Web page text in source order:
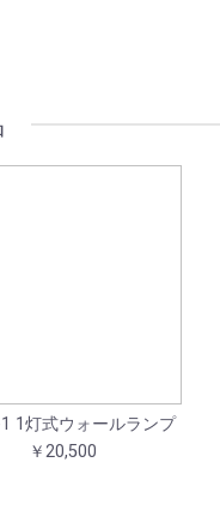
1灯式ウォールランプ
￥20,500